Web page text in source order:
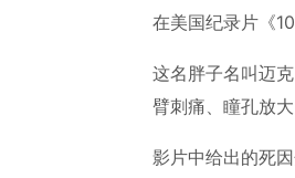
在美国纪录片《
这名胖子名叫迈
臂刺痛、瞳孔放
影片中给出的死因